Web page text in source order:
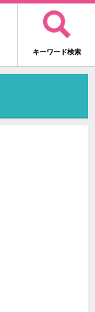
キーワード検索